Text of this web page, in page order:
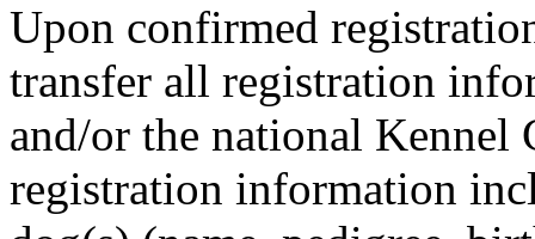
Upon confirmed
transfer all registration
and/or the national Kennel
registration information